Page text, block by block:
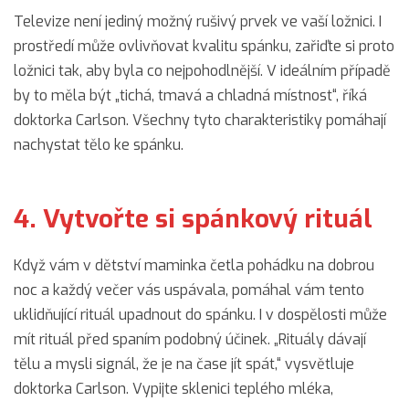
Televize není jediný možný rušivý prvek ve vaší ložnici. I
prostředí může ovlivňovat kvalitu spánku, zařiďte si proto
ložnici tak, aby byla co nejpohodlnější. V ideálním případě
by to měla být „tichá, tmavá a chladná místnost“, říká
doktorka Carlson. Všechny tyto charakteristiky pomáhají
nachystat tělo ke spánku.
4. Vytvořte si spánkový rituál
Když vám v dětství maminka četla pohádku na dobrou
noc a každý večer vás uspávala, pomáhal vám tento
uklidňující rituál upadnout do spánku. I v dospělosti může
mít rituál před spaním podobný účinek. „Rituály dávají
tělu a mysli signál, že je na čase jít spát,“ vysvětluje
doktorka Carlson. Vypijte sklenici teplého mléka,